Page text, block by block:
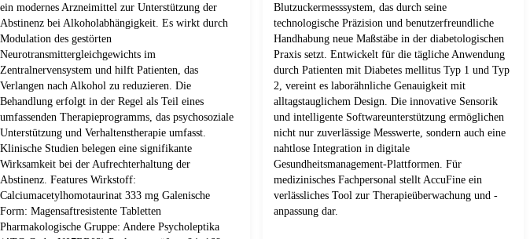
ein modernes Arzneimittel zur Unterstützung der
Abstinenz bei Alkoholabhängigkeit. Es wirkt durch
Modulation des gestörten
Neurotransmittergleichgewichts im
Zentralnervensystem und hilft Patienten, das
Verlangen nach Alkohol zu reduzieren. Die
Behandlung erfolgt in der Regel als Teil eines
umfassenden Therapieprogramms, das psychosoziale
Unterstützung und Verhaltenstherapie umfasst.
Klinische Studien belegen eine signifikante
Wirksamkeit bei der Aufrechterhaltung der
Abstinenz. Features Wirkstoff:
Calciumacetylhomotaurinat 333 mg Galenische
Form: Magensaftresistente Tabletten
Pharmakologische Gruppe: Andere Psycholeptika
Blutzuckermesssystem, das durch seine
technologische Präzision und benutzerfreundliche
Handhabung neue Maßstäbe in der diabetologischen
Praxis setzt. Entwickelt für die tägliche Anwendung
durch Patienten mit Diabetes mellitus Typ 1 und Typ
2, vereint es laborähnliche Genauigkeit mit
alltagstauglichem Design. Die innovative Sensorik
und intelligente Softwareunterstützung ermöglichen
nicht nur zuverlässige Messwerte, sondern auch eine
nahtlose Integration in digitale
Gesundheitsmanagement-Plattformen. Für
medizinisches Fachpersonal stellt AccuFine ein
verlässliches Tool zur Therapieüberwachung und -
anpassung dar.